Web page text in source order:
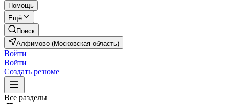
Помощь
Ещё
Поиск
Алфимово (Московская область)
Войти
Войти
Создать резюме
Все разделы